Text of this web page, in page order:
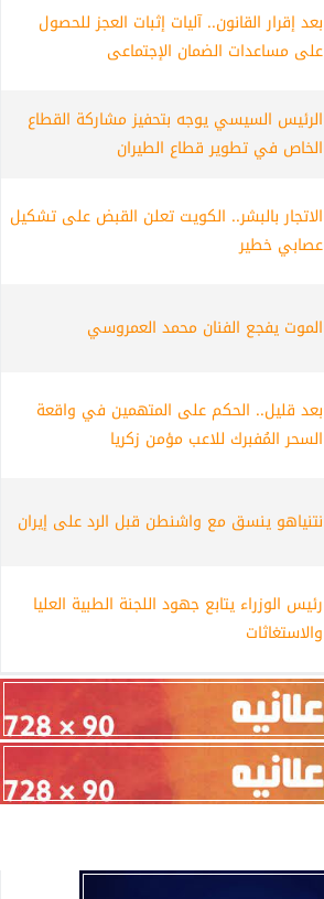
بعد إقرار القانون.. آليات إثبات العجز للحصول
على مساعدات الضمان الإجتماعى
الرئيس السيسي يوجه بتحفيز مشاركة القطاع
الخاص في تطوير قطاع الطيران
الاتجار بالبشر.. الكويت تعلن القبض على تشكيل
عصابي خطير
الموت يفجع الفنان محمد العمروسي
بعد قليل.. الحكم على المتهمين في واقعة
السحر المُفبرك للاعب مؤمن زكريا
نتنياهو ينسق مع واشنطن قبل الرد على إيران
رئيس الوزراء يتابع جهود اللجنة الطبية العليا
والاستغاثات